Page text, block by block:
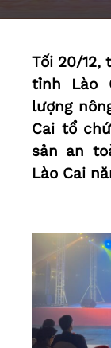
Tối 20/12,
tỉnh Lào
lượng
Cai tổ
sản an
Lào Cai